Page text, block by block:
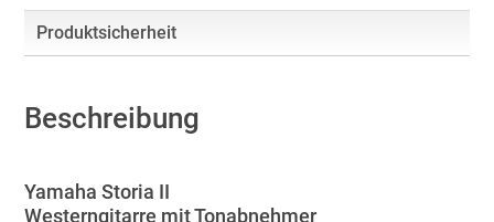
Produktsicherheit
Beschreibung
Yamaha Storia II
Westerngitarre mit Tonabnehmer